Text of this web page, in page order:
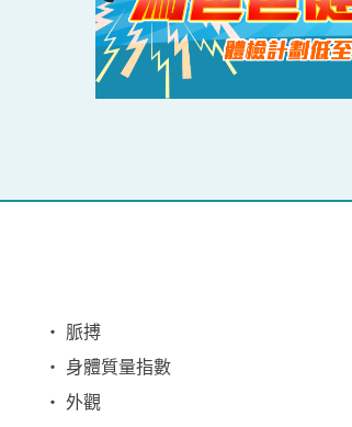
‧ 脈搏
‧ 身體質量指數
‧ 外觀